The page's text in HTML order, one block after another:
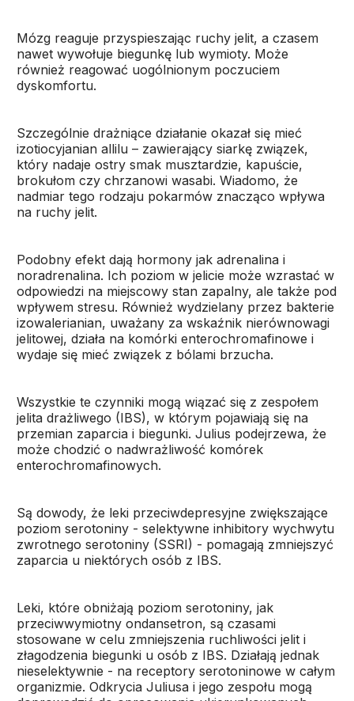
Mózg reaguje przyspieszając ruchy jelit, a czasem
nawet wywołuje biegunkę lub wymioty. Może
również reagować uogólnionym poczuciem
dyskomfortu.
Szczególnie drażniące działanie okazał się mieć
izotiocyjanian allilu – zawierający siarkę związek,
który nadaje ostry smak musztardzie, kapuście,
brokułom czy chrzanowi wasabi. Wiadomo, że
nadmiar tego rodzaju pokarmów znacząco wpływa
na ruchy jelit.
Podobny efekt dają hormony jak adrenalina i
noradrenalina. Ich poziom w jelicie może wzrastać w
odpowiedzi na miejscowy stan zapalny, ale także pod
wpływem stresu. Również wydzielany przez bakterie
izowalerianian, uważany za wskaźnik nierównowagi
jelitowej, działa na komórki enterochromafinowe i
wydaje się mieć związek z bólami brzucha.
Wszystkie te czynniki mogą wiązać się z zespołem
jelita drażliwego (IBS), w którym pojawiają się na
przemian zaparcia i biegunki. Julius podejrzewa, że
może chodzić o nadwrażliwość komórek
enterochromafinowych.
Są dowody, że leki przeciwdepresyjne zwiększające
poziom serotoniny - selektywne inhibitory wychwytu
zwrotnego serotoniny (SSRI) - pomagają zmniejszyć
zaparcia u niektórych osób z IBS.
Leki, które obniżają poziom serotoniny, jak
przeciwwymiotny ondansetron, są czasami
stosowane w celu zmniejszenia ruchliwości jelit i
złagodzenia biegunki u osób z IBS. Działają jednak
nieselektywnie - na receptory serotoninowe w całym
organizmie. Odkrycia Juliusa i jego zespołu mogą